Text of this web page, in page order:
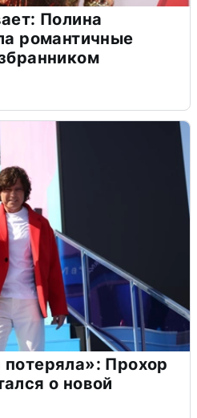
Полина
романтичные
Прохор
о новой